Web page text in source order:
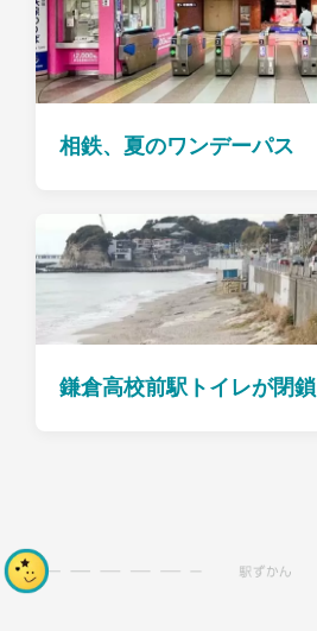
相鉄、夏のワンデーパス
鎌倉高校前駅トイレが閉鎖